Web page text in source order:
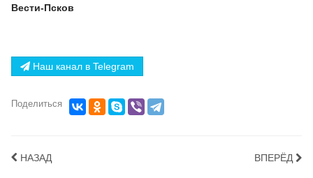
Вести-Псков
Наш канал в Telegram
Поделиться
НАЗАД ВПЕРЁД